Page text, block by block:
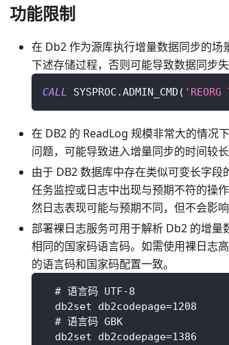
功能限制
在 Db2 作为源库执行增量数据同步的
下述存储过程，否则可能导致数据同步失
CALL SYSPROC .ADMIN_CMD (
在 DB2 的 ReadLog 规模非常大的情况
问题，可能导致进入增量同步的时间较长
由于 DB2 数据库中存在类似可变长字
任务监控或日志中出现与预期不符的操
然日志表现可能与预期不同，但不会影响
部署裸日志服务可用于解析 Db2 的增
相同的国家码语言码。如需使用裸日志
的语言码和国家码配置一致。
  # 语言码 UTF-8
  db2set db2codepage=1208
  # 语言码 GBK
  db2set db2codepage=1386